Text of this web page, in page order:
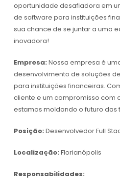
oportunidade desafiadora em
de software para instituições
sua chance de se juntar a uma
inovadora!
Empresa: Nossa empresa é
desenvolvimento de soluções
para instituições financeiras.
cliente e um compromisso com
estamos moldando o futuro das
Posição: Desenvolvedor Full
Localização: Florianópolis
Responsabilidades: